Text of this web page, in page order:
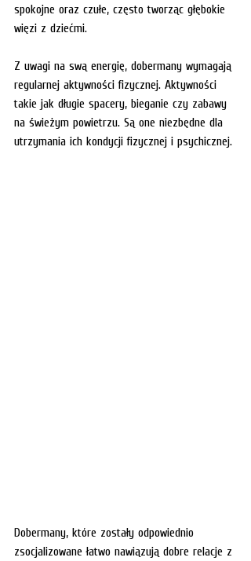
spokojne oraz czułe, często tworząc głębokie
więzi z dziećmi.
Z uwagi na swą energię, dobermany wymagają
regularnej aktywności fizycznej. Aktywności
takie jak długie spacery, bieganie czy zabawy
na świeżym powietrzu. Są one niezbędne dla
utrzymania ich kondycji fizycznej i psychicznej.
Dobermany, które zostały odpowiednio
zsocjalizowane łatwo nawiązują dobre relacje z